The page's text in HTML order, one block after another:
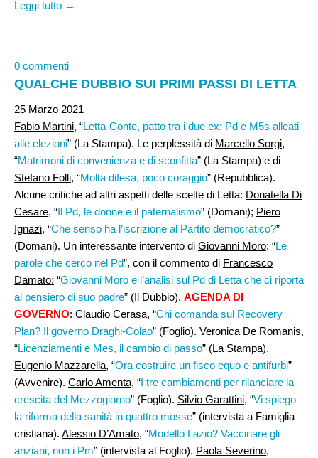
Leggi tutto →
0 commenti
QUALCHE DUBBIO SUI PRIMI PASSI DI LETTA
25 Marzo 2021
Fabio Martini, “Letta-Conte, patto tra i due ex: Pd e M5s alleati
alle elezioni” (La Stampa). Le perplessità di Marcello Sorgi,
“Matrimoni di convenienza e di sconfitta” (La Stampa) e di
Stefano Folli, “Molta difesa, poco coraggio” (Repubblica).
Alcune critiche ad altri aspetti delle scelte di Letta: Donatella Di
Cesare, “Il Pd, le donne e il paternalismo” (Domani); Piero
Ignazi, “Che senso ha l’iscrizione al Partito democratico?”
(Domani). Un interessante intervento di Giovanni Moro: “Le
parole che cerco nel Pd”, con il commento di Francesco
Damato: “Giovanni Moro e l’analisi sul Pd di Letta che ci riporta
al pensiero di suo padre” (Il Dubbio). AGENDA DI
GOVERNO: Claudio Cerasa, “Chi comanda sul Recovery
Plan? Il governo Draghi-Colao” (Foglio). Veronica De Romanis,
“Licenziamenti e Mes, il cambio di passo” (La Stampa).
Eugenio Mazzarella, “Ora costruire un fisco equo e antifurbi”
(Avvenire). Carlo Amenta, “I tre cambiamenti per rilanciare la
crescita del Mezzogiorno” (Foglio). Silvio Garattini, “Vi spiego
la riforma della sanità in quattro mosse” (intervista a Famiglia
cristiana). Alessio D’Amato, “Modello Lazio? Vaccinare gli
anziani, non i Pm” (intervista al Foglio). Paola Severino,